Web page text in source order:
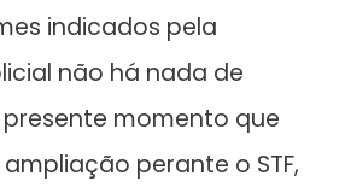
indicados pela
não há nada de
momento que
perante o STF,